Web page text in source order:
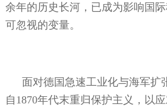
余年的历史长河，已成为影响国
可忽视的变量。
面对德国急速工业化与海军扩
自 1870年代末重归保护主义，以